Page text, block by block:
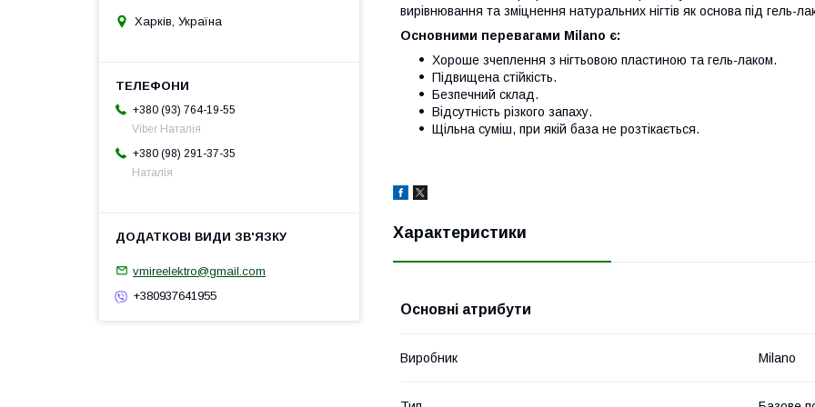
вирівнювання та зміцнення натуральних нігтів як основа під гель-
Основними перевагами Milano є:
Хороше зчеплення з нігтьовою пластиною та гель-лаком.
Підвищена стійкість.
Безпечний склад.
Відсутність різкого запаху.
Щільна суміш, при якій база не розтікається.
Характеристики
Основні атрибути
Виробник Milano
Харків, Україна
+380 (93) 764-19-55
Viber Наталія
+380 (98) 291-37-35
Наталія
vmireelektro@gmail.com
+380937641955